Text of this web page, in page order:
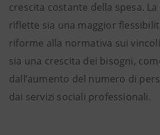
crescita costante della spesa.
riflette sia una maggior
riforme alla normativa sui
sia una crescita dei bisogni,
dall’aumento del numero di
dai servizi sociali professionali.